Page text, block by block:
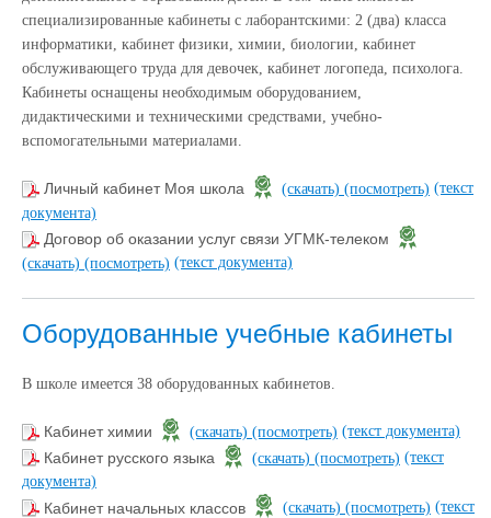
специализированные кабинеты с лаборантскими: 2 (два) класса
информатики, кабинет физики, химии, биологии, кабинет
обслуживающего труда для девочек, кабинет логопеда, психолога.
Кабинеты оснащены необходимым оборудованием,
дидактическими и техническими средствами, учебно-
вспомогательными материалами.
Личный кабинет Моя школа (скачать) (посмотреть) (текст
документа)
Договор об оказании услуг связи УГМК-телеком
(скачать) (посмотреть) (текст документа)
Оборудованные учебные кабинеты
В школе имеется 38 оборудованных кабинетов.
Кабинет химии (скачать) (посмотреть) (текст документа)
Кабинет русского языка (скачать) (посмотреть) (текст
документа)
Кабинет начальных классов (скачать) (посмотреть) (текст